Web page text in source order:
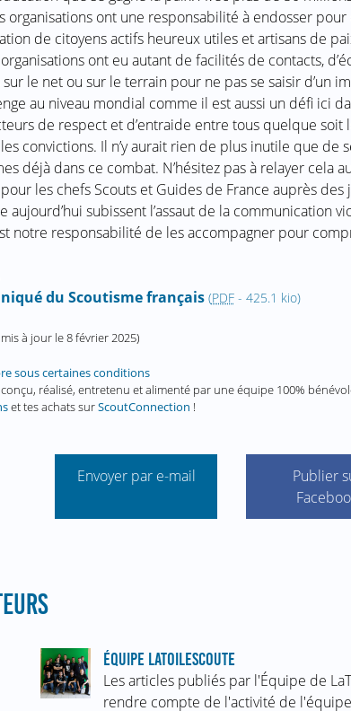
organisations ont une responsabilité à endosser
de citoyens actifs heureux utiles et artisans de
ont eu autant de facilités de contacts,
le net ou sur le terrain pour ne pas se saisir d’un
au niveau mondial comme il est aussi un défi ici
de respect et d’entraide entre tous quelque soit
convictions. Il n’y aurait rien de plus inutile que de
déjà dans ce combat. N’hésitez pas à relayer cela
les chefs Scouts et Guides de France auprès
aujourd’hui subissent l’assaut de la communication
notre responsabilité de les accompagner pour
du Scoutisme français (PDF- 425.1 kio)
à jour le8 février 2025)
sous certaines conditions
réalisé, entretenu et alimenté par une équipe 100%
et tes achats surScoutConnection !
Envoyer par e-mail
Publier
ÉQUIPE LATOILESCOUTE
Les articles publiés par l'Équipe de
rendre compte de l'activité de